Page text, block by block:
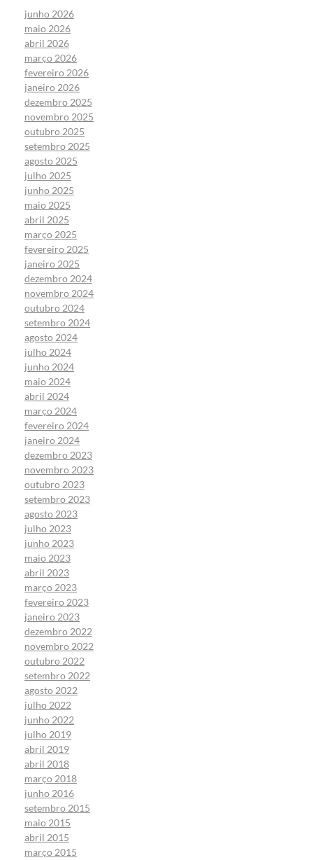
junho 2026
maio 2026
abril 2026
março 2026
fevereiro 2026
janeiro 2026
dezembro 2025
novembro 2025
outubro 2025
setembro 2025
agosto 2025
julho 2025
junho 2025
maio 2025
abril 2025
março 2025
fevereiro 2025
janeiro 2025
dezembro 2024
novembro 2024
outubro 2024
setembro 2024
agosto 2024
julho 2024
junho 2024
maio 2024
abril 2024
março 2024
fevereiro 2024
janeiro 2024
dezembro 2023
novembro 2023
outubro 2023
setembro 2023
agosto 2023
julho 2023
junho 2023
maio 2023
abril 2023
março 2023
fevereiro 2023
janeiro 2023
dezembro 2022
novembro 2022
outubro 2022
setembro 2022
agosto 2022
julho 2022
junho 2022
julho 2019
abril 2019
abril 2018
março 2018
junho 2016
setembro 2015
maio 2015
abril 2015
março 2015